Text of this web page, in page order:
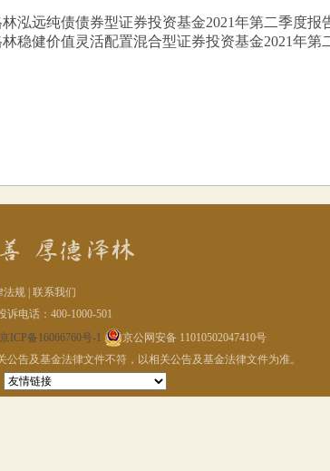
林泓远纯债债券型证券投资基金2021年第二季度报
稳健价值灵活配置混合型证券投资基金2021年第
法规 联系我们
诉电话：400-1000-501
京ICP备16066760号-1
京公网安备 11010502047410号
告及基金法律文件不符，以相关公告及基金法律文件为准。